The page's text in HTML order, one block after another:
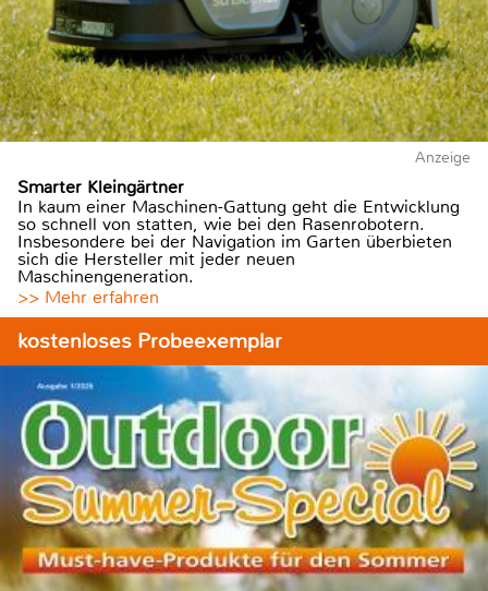
Anzeige
Smarter Kleingärtner
In kaum einer Maschinen-Gattung geht die Entwicklung
so schnell von statten, wie bei den Rasenrobotern.
Insbesondere bei der Navigation im Garten überbieten
sich die Hersteller mit jeder neuen
Maschinengeneration.
>> Mehr erfahren
kostenloses Probeexemplar